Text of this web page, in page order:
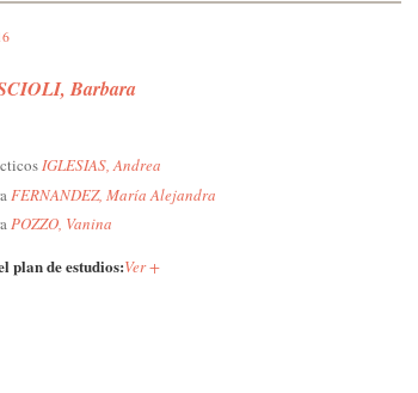
Barbara
IGLESIAS, Andrea
FERNANDEZ, María Alejandra
POZZO, Vanina
plan de estudios:Ver +